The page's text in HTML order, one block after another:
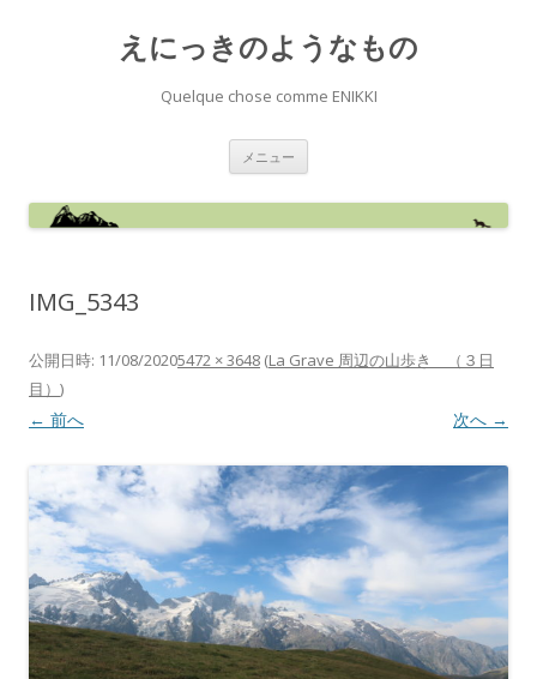
えにっきのようなもの
Quelque chose comme ENIKKI
メニュー
ン
へ
IMG_5343
公開日時: 11/08/20205472 × 3648 (La Grave 周辺の山歩き （３日
目） )
← 前へ 次へ →